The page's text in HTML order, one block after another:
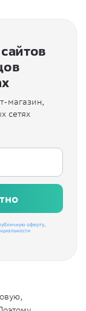
магазин,
сетях
оферту,